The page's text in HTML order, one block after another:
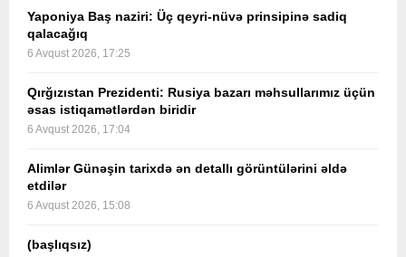
Yaponiya Baş naziri: Üç qeyri-nüvə prinsipinə sadiq
qalacağıq
6 Avqust 2026, 17:25
Qırğızıstan Prezidenti: Rusiya bazarı məhsullarımız üçün
əsas istiqamətlərdən biridir
6 Avqust 2026, 17:04
Alimlər Günəşin tarixdə ən detallı görüntülərini əldə
etdilər
6 Avqust 2026, 15:08
(başlıqsız)